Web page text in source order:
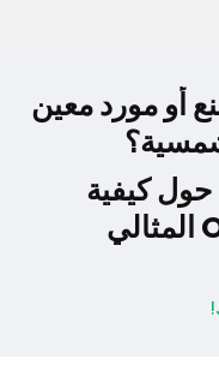
أو مورد معين
كيفية
تحديد موقع OEM أو ODM المثالي